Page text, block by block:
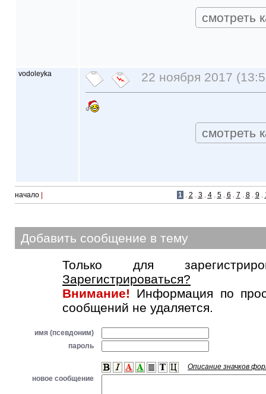
смотреть
vodoleyka 22 ноября 2017
смотреть
начало 1 . 2 . 3 . 4 . 5 . 6 . 7 . 8 . 9 .
Добавить сообщение в тему
Только для
Зарегистрироваться?
Внимание! Информация по
сообщений не удаляется.
имя (псевдоним)
пароль
Описание значков
новое сообщение